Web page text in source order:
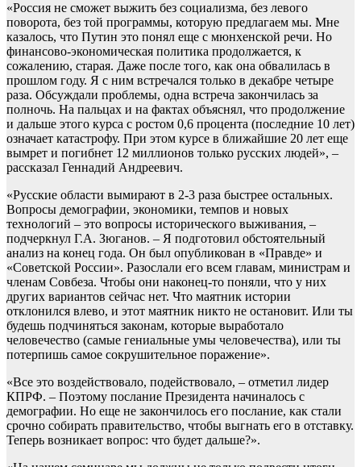
«Россия не сможет выжить без социализма, без левого
поворота, без той программы, которую предлагаем мы. Мне
казалось, что Путин это понял еще с мюнхенской речи. Но
финансово-экономическая политика продолжается, к
сожалению, старая. Даже после того, как она обвалилась в
прошлом году. Я с ним встречался только в декабре четыре
раза. Обсуждали проблемы, одна встреча закончилась за
полночь. На пальцах и на фактах объяснял, что продолжение
и дальше этого курса с ростом 0,6 процента (последние 10 лет)
означает катастрофу. При этом курсе в ближайшие 20 лет еще
вымрет и погибнет 12 миллионов только русских людей», –
рассказал Геннадий Андреевич.
«Русские области вымирают в 2-3 раза быстрее остальных.
Вопросы демографии, экономики, темпов и новых
технологий – это вопросы исторического выживания, –
подчеркнул Г.А. Зюганов. – Я подготовил обстоятельный
анализ на конец года. Он был опубликован в «Правде» и
«Советской России». Разослали его всем главам, министрам и
членам Совбеза. Чтобы они наконец-то поняли, что у них
других вариантов сейчас нет. Что маятник истории
отклонился влево, и этот маятник никто не остановит. Или ты
будешь подчиняться законам, которые выработало
человечество (самые гениальные умы человечества), или ты
потерпишь самое сокрушительное поражение».
«Все это воздействовало, подействовало, – отметил лидер
КПРФ. – Поэтому послание Президента начиналось с
демографии. Но еще не закончилось его послание, как стали
срочно собирать правительство, чтобы выгнать его в отставку.
Теперь возникает вопрос: что будет дальше?».